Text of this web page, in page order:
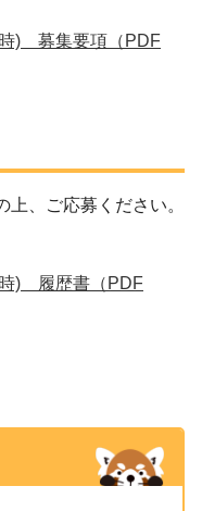
時) 募集要項 （PDF
、ご応募ください。
時) 履歴書 （PDF